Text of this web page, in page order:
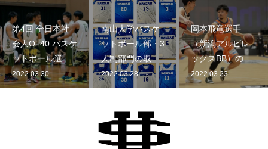
第4回 全日本社
会人O−40 バスケ
ットボール選...
2022.03.30
南山大学バスケ
ットボール部・3
人制部門の取...
2022.03.28
岡本飛竜選手
（新潟アルビレ
ックスBB）の...
2022.03.23